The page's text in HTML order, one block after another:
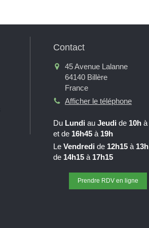
Contact
45 Avenue Lalanne
64140 Billère
France
Afficher le téléphone
Du Lundi au Jeudi de 10h à
et de 16h45 à 19h
Le Vendredi de 12h15 à 13h
de 14h15 à 17h15
Prendre RDV en ligne